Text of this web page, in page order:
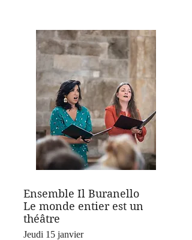
Ensemble Il Buranello
Le monde entier est un
théâtre
Jeudi 15 janvier